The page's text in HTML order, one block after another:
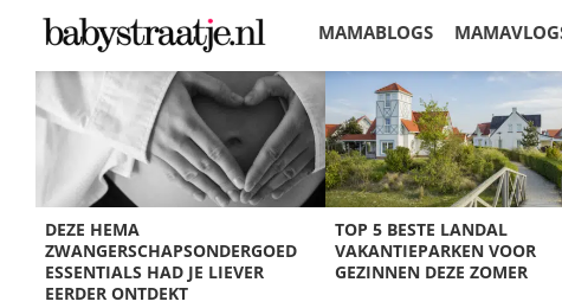
MAMABLOGS
KORTINGEN
DEZE HEMA
ZWANGERSCHAPSONDERGOED
ESSENTIALS HAD JE LIEVER
EERDER ONTDEKT
TOP 5 BESTE LANDAL
VAKANTIEPARKEN VOOR
GEZINNEN DEZE ZOMER